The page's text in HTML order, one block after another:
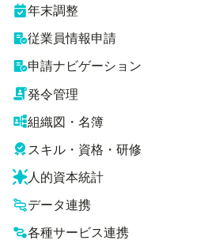
年末調整
従業員情報申請
申請ナビゲーション
発令管理
組織図・名簿
スキル・資格・研修
人的資本統計
データ連携
各種サービス連携